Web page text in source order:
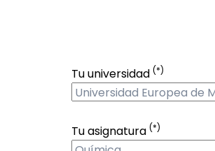
Tu universidad (*)
Tu asignatura (*)